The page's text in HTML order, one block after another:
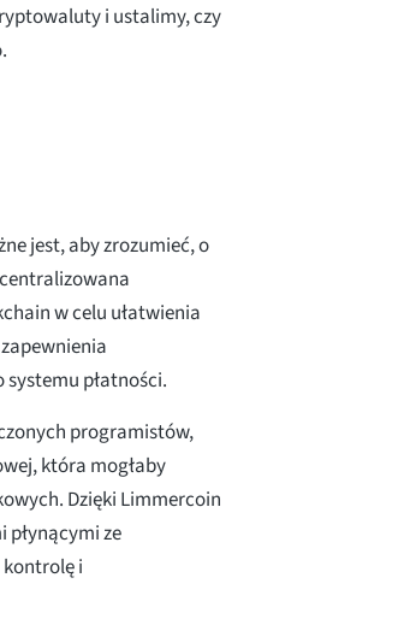
i ustalimy, czy
jest, aby zrozumieć, o
w celu ułatwienia
płatności.
programistów,
która mogłaby
Dzięki Limmercoin
płynącymi ze
i